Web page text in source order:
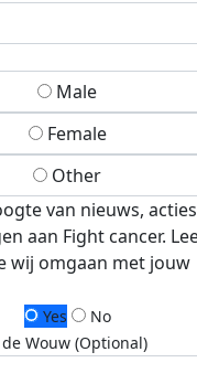
Male
Female
Other
van nieuws,
aan Fight cancer.
wij omgaan met jouw
Yes
No
Wouw (Optional)